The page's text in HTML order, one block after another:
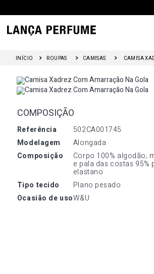
ROUPAS CAMISAS
COMPOSIÇÃO
referência
502CA001745
modelagem
Alongada
composição
Corpo 100% algodão;
e pala das costas 95%
elastano
tipo tecido
Plano pesado
ocasião de usoW&U